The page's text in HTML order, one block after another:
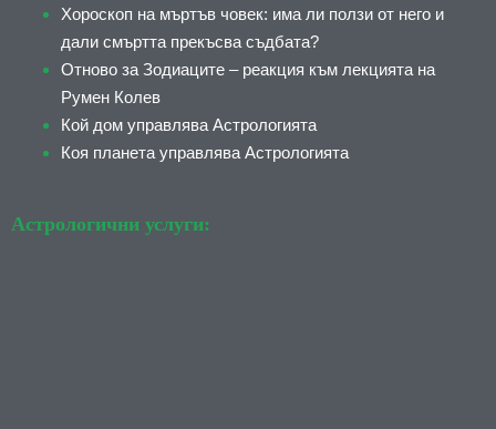
Хороскоп на мъртъв човек: има ли ползи от него и
дали смъртта прекъсва съдбата?
Отново за Зодиаците – реакция към лекцията на
Румен Колев
Кой дом управлява Астрологията
Коя планета управлява Астрологията
Астрологични услуги: